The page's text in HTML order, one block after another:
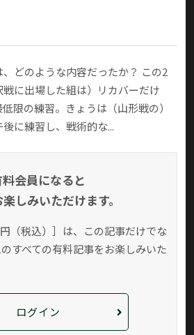
、どのような内容だったか？ この2
に出場した組は）リカバーだけ
限の練習。きょうは（山形戦の）
に練習し、戦術的な...
会員になると
しみいただけます。
（税込）］は、この記事だけでな
すべての有料記事をお楽しみいた
ログイン